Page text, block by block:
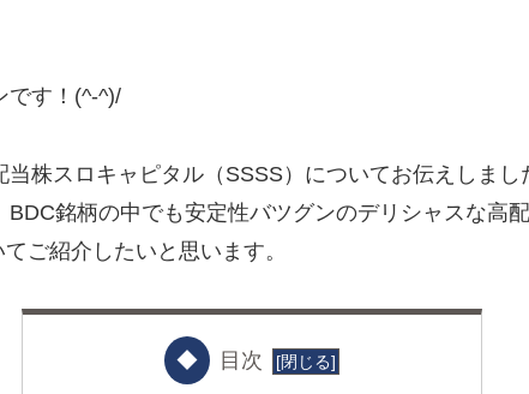
です！(^-^)/
株スロキャピタル（SSSS）についてお伝えしまし
BDC銘柄の中でも安定性バツグンのデリシャスな高
ご紹介したいと思います。
目次